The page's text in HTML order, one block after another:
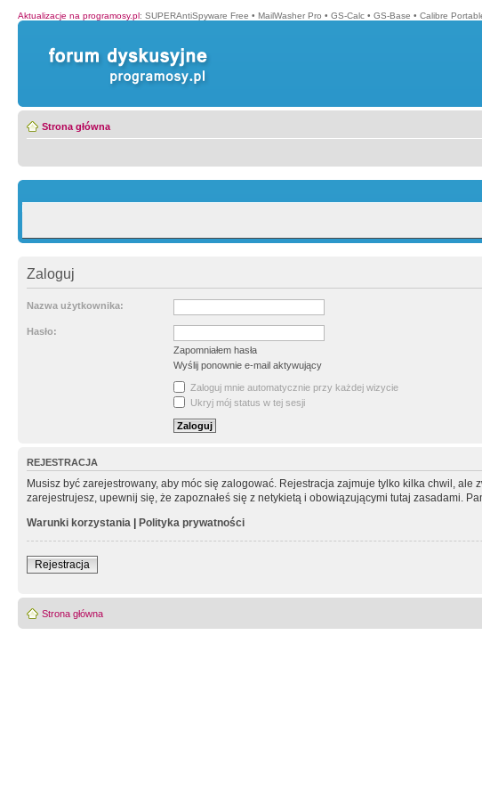
Aktualizacje na programosy.pl: SUPERAntiSpyware Free • MailWasher Pro • GS-Calc • GS-Base • Calibre
Strona główna
Zaloguj
Nazwa użytkownika:
Hasło:
Zapomniałem hasła
Wyślij ponownie e-mail aktywujący
Zaloguj mnie automatycznie przy każdej wizycie
Ukryj mój status w tej sesji
REJESTRACJA
Musisz być zarejestrowany, aby móc się zalogować. Rejestracja zajmuje tylko kilka chwil,
zarejestrujesz, upewnij się, że zapoznałeś się z netykietą i obowiązującymi tutaj zasadami.
Warunki korzystania | Polityka prywatności
Rejestracja
Strona główna